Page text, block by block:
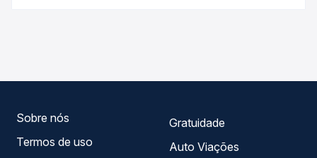
Sobre nós
Termos de uso
Gratuidade
Auto Viações